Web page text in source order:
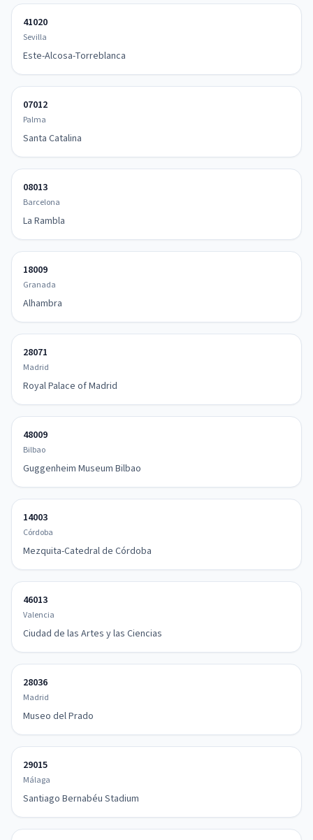
41020
Sevilla
Este-Alcosa-Torreblanca
07012
Palma
Santa Catalina
08013
Barcelona
La Rambla
18009
Granada
Alhambra
28071
Madrid
Royal Palace of Madrid
48009
Bilbao
Guggenheim Museum Bilbao
14003
Córdoba
Mezquita-Catedral de Córdoba
46013
Valencia
Ciudad de las Artes y las Ciencias
28036
Madrid
Museo del Prado
29015
Málaga
Santiago Bernabéu Stadium